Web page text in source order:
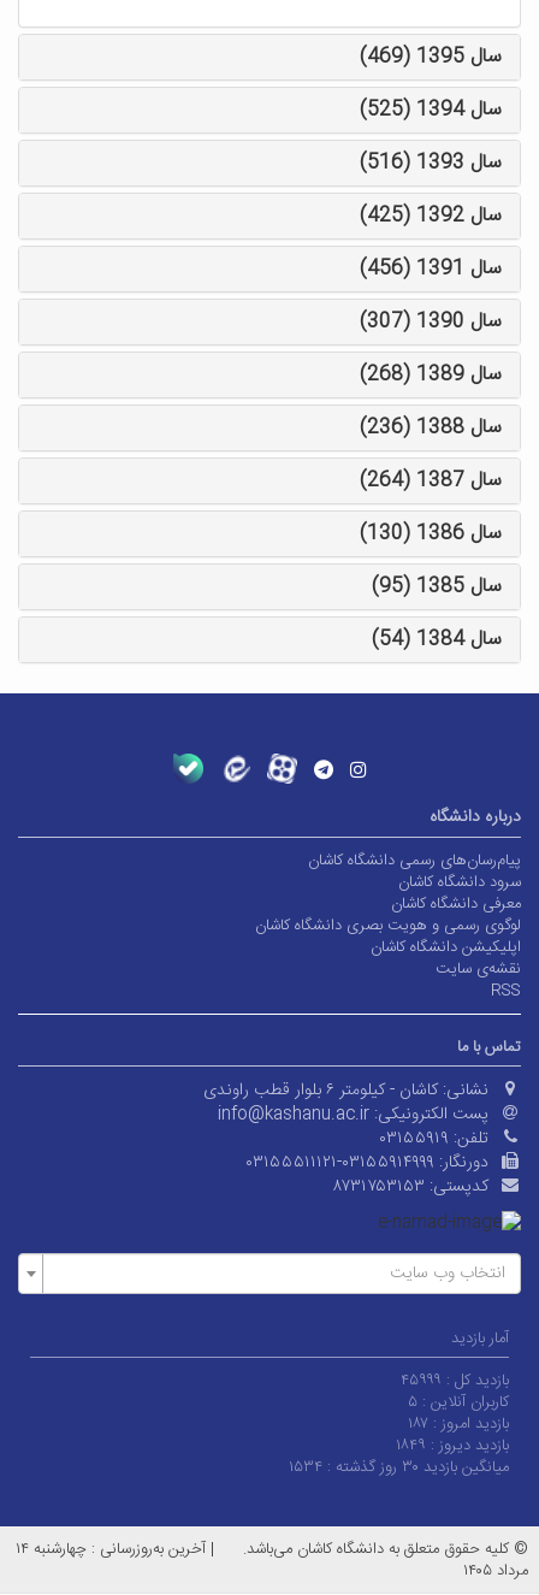
سال 1395 (469)
سال 1394 (525)
سال 1393 (516)
سال 1392 (425)
سال 1391 (456)
سال 1390 (307)
سال 1389 (268)
سال 1388 (236)
سال 1387 (264)
سال 1386 (130)
سال 1385 (95)
سال 1384 (54)
درباره دانشگاه
پیام‌رسان‌های رسمی دانشگاه کاشان
سرود دانشگاه کاشان
معرفی دانشگاه کاشان
لوگوی رسمی و هویت بصری دانشگاه کاشان
اپلیکیشن دانشگاه کاشان
نقشه‌ی سایت
RSS
تماس با ما
نشانی: کاشان - کیلومتر ۶ بلوار قطب راوندی
پست الکترونیکی: info@kashanu.ac.ir
تلفن: ۰۳۱۵۵۹۱۹
دورنگار: ۰۳۱۵۵۵۱۱۱۲۱-۰۳۱۵۵۹۱۴۹۹۹
کدپستی: ۸۷۳۱۷۵۳۱۵۳
انتخاب وب سایت
آمار بازدید
بازدید کل : ۴۵۹۹۹
کاربران آنلاین : ۵
بازدید امروز : ۱۸۷
بازدید دیروز : ۱۸۴۹
میانگین بازدید ۳۰ روز گذشته :
۱۵۳۴
© کلیه حقوق متعلق به دانشگاه کاشان می‌باشد. |
آخرین به‌روزرسانی : چهارشنبه ۱۴
مرداد ۱۴۰۵